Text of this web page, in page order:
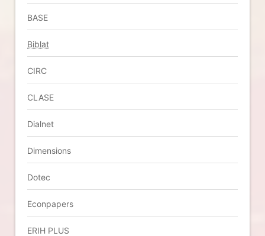
BASE
Biblat
CIRC
CLASE
Dialnet
Dimensions
Dotec
Econpapers
ERIH PLUS